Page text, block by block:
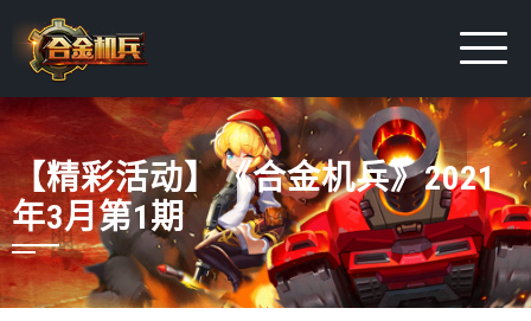
【精彩活动】《合金机兵》2021
年3月第1期